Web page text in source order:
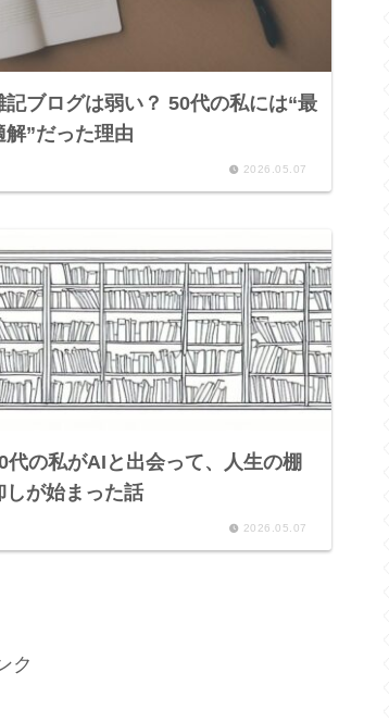
記ブログは弱い？ 50代の私には“最
解”だった理由
2026.05.07
代の私がAIと出会って、人生の棚
しが始まった話
2026.05.07
ク